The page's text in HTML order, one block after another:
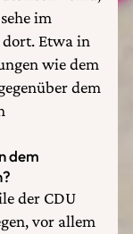
im
dort. Etwa in
wie dem
dem
dem
der CDU
vor allem